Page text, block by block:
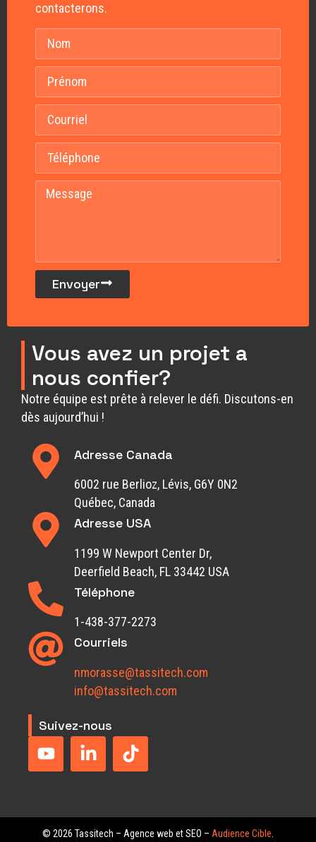
Vous avez un projet a
nous confier?
Notre équipe est prête à relever le défi. Discutons-en
dès aujourd’hui !
Adresse Canada
6002 rue Berlioz, Lévis, G6Y 0N2
Québec, Canada
Adresse USA
1199 W Newport Center Dr,
Deerfield Beach, FL 33442 USA
Téléphone
1-438-377-2273
Courriels
nmorasse@tassitech.com
info@tassitech.com
Suivez-nous
contacterons.
Envoyer
© 2026 Tassitech – Agence web et SEO – Audience Cible